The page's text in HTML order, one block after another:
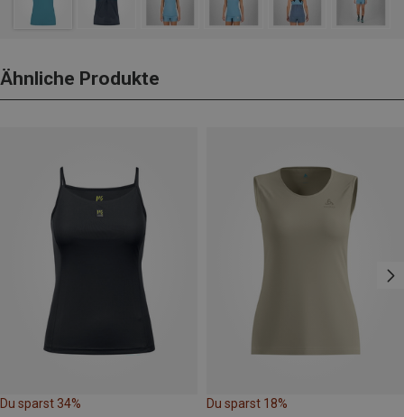
Ähnliche Produkte
Du sparst 34% Du sparst 18%